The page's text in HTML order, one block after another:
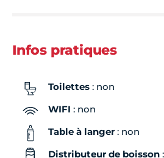
Infos pratiques
Toilettes : non
WIFI : non
Table à langer: non
Distributeur de boisson